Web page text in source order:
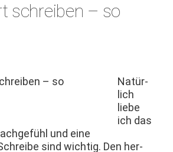
schreiben – so
Natür­
lich
liebe
ich das
und eine
sind wichtig. Den her­